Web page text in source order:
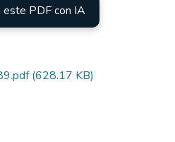
PDF con IA
(628.17 KB)